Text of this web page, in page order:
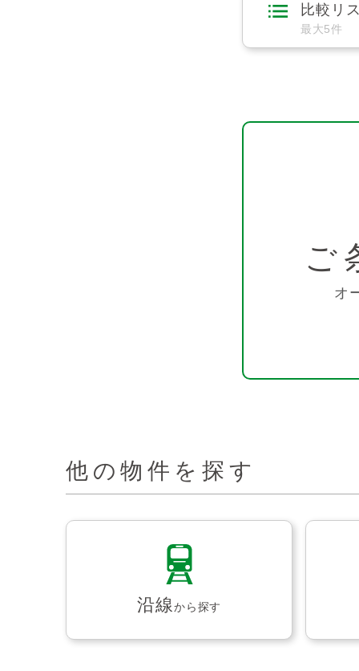
比較リ
最大5件
ご
オ
他の物件を探す
沿線から探す